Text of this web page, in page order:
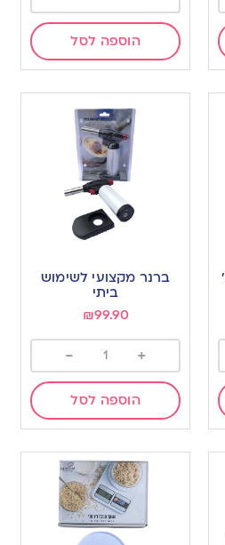
הוספה לסל
ברנר מקצועי לשימוש
ביתי
₪99.90
+
-
הוספה לסל